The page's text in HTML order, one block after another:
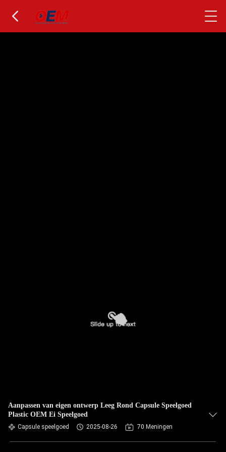
Aanpassen van eigen ontwerp Leeg Rond Capsule Speelgoed
Plastic OEM Ei Speelgoed
Capsule speelgoed 2025-08-26 70 Meningen